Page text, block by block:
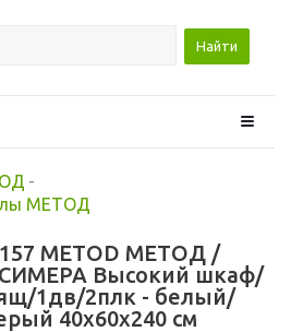
Найти
-
МЕТОД
METOD МЕТОД /
Высокий шкаф/
1дв/2плк - белый/
40x60x240 см